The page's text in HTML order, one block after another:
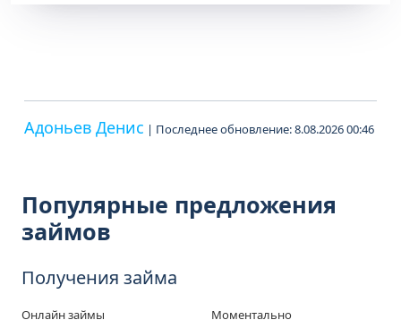
Адоньев Денис | Последнее обновление: 8.08.2026 00:46
Популярные предложения
займов
Получения займа
Онлайн займы
Моментально